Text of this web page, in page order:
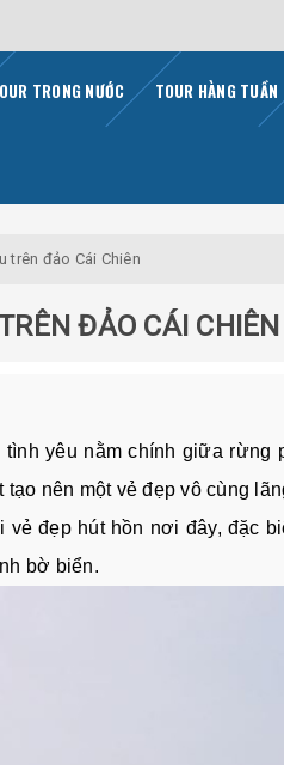
TRONG NƯỚC TOUR HÀNG TUẦN
trên đảo Cái Chiên
ĐẢO CÁI CHIÊN
yêu nằm chính giữa rừng
nên một vẻ đẹp vô cùng
đẹp hút hồn nơi đây, đặc
bờ biển.